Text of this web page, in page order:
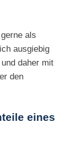
als
ausgiebig
daher mit
den
eines